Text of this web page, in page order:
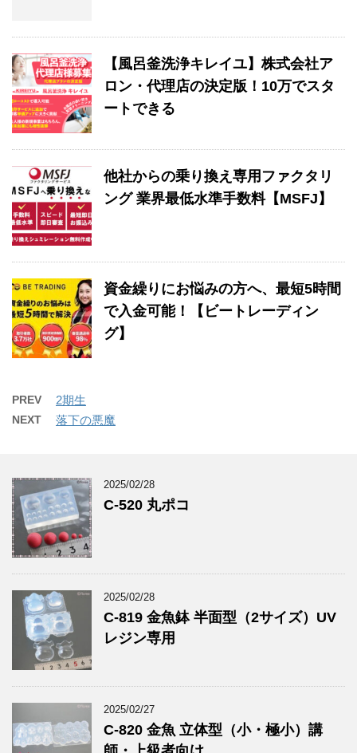
【風呂釜洗浄キレイユ】株式会社ア
ロン・代理店の決定版！10万でスタ
ートできる
他社からの乗り換え専用ファクタリ
ング 業界最低水準手数料【MSFJ】
資金繰りにお悩みの方へ、最短5時間
で入金可能！【ビートレーディン
グ】
PREV 2期生
NEXT 落下の悪魔
2025/02/28
C-520 丸ポコ
2025/02/28
C-819 金魚鉢 半面型（2サイズ）UV
レジン専用
2025/02/27
C-820 金魚 立体型（小・極小）講